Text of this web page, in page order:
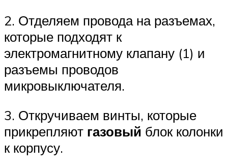
2. Отделяем провода на разъемах,
которые подходят к
электромагнитному клапану (1) и
разъемы проводов
микровыключателя.
3. Откручиваем винты, которые
прикрепляют газовый блок колонки
к корпусу.